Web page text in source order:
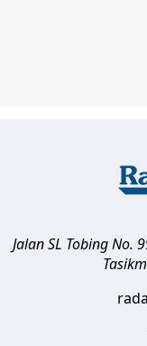
Jalan SL Tobing No.